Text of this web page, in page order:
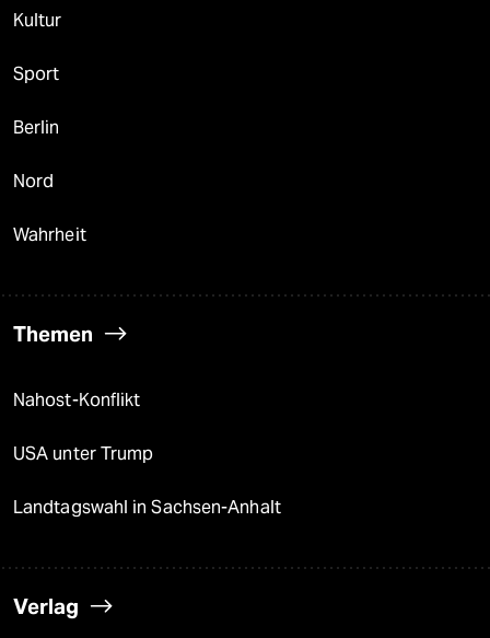
Kultur
Sport
Berlin
Nord
Wahrheit
Themen
Nahost-Konflikt
USA unter Trump
Landtagswahl in Sachsen-Anhalt
Verlag